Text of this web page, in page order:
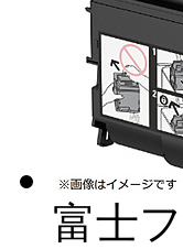
富士